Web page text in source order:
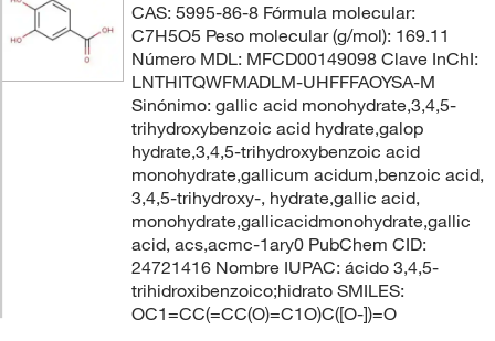
CAS: 5995-86-8 Fórmula molecular:
C7H5O5 Peso molecular (g/mol): 169.11
Número MDL: MFCD00149098 Clave InChI:
LNTHITQWFMADLM-UHFFFAOYSA-M
Sinónimo: gallic acid monohydrate,3,4,5-
trihydroxybenzoic acid hydrate,galop
hydrate,3,4,5-trihydroxybenzoic acid
monohydrate,gallicum acidum,benzoic acid,
3,4,5-trihydroxy-, hydrate,gallic acid,
monohydrate,gallicacidmonohydrate,gallic
acid, acs,acmc-1ary0 PubChem CID:
24721416 Nombre IUPAC: ácido 3,4,5-
trihidroxibenzoico;hidrato SMILES:
OC1=CC(=CC(O)=C1O)C([O-])=O